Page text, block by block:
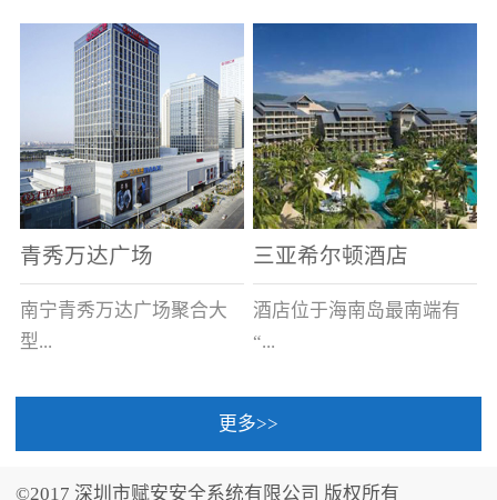
青秀万达广场
南宁青秀万达广场聚合大
型...
三亚希尔顿酒店
酒店位于海南岛最南端有
“...
中国的海岛天堂”之美称的
更多>>
©2017 深圳市赋安安全系统有限公司 版权所有